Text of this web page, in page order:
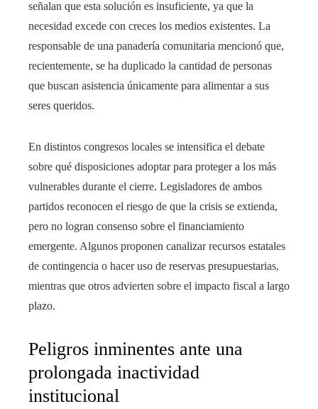
señalan que esta solución es insuficiente, ya que la
necesidad excede con creces los medios existentes. La
responsable de una panadería comunitaria mencionó que,
recientemente, se ha duplicado la cantidad de personas
que buscan asistencia únicamente para alimentar a sus
seres queridos.
En distintos congresos locales se intensifica el debate
sobre qué disposiciones adoptar para proteger a los más
vulnerables durante el cierre. Legisladores de ambos
partidos reconocen el riesgo de que la crisis se extienda,
pero no logran consenso sobre el financiamiento
emergente. Algunos proponen canalizar recursos estatales
de contingencia o hacer uso de reservas presupuestarias,
mientras que otros advierten sobre el impacto fiscal a largo
plazo.
Peligros inminentes ante una
prolongada inactividad
institucional